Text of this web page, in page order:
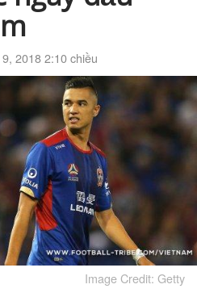
2018 2:10 chiều
Image Credit: Getty